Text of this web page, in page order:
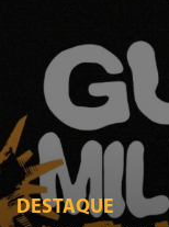
DESTAQUE